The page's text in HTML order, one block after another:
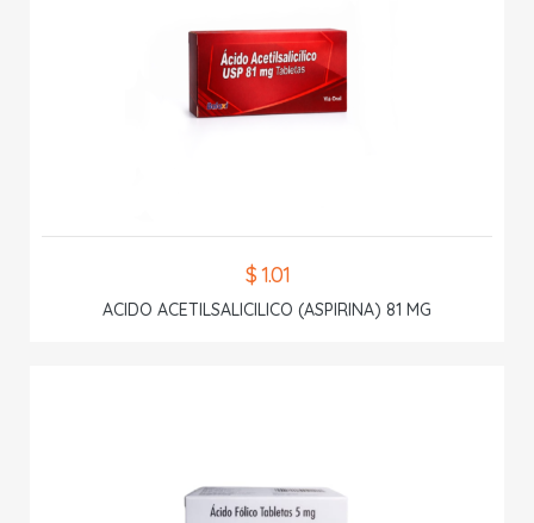
$ 1.01
ACIDO ACETILSALICILICO (ASPIRINA) 81 MG